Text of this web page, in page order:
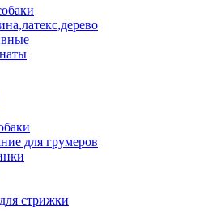
для грумеров
стрижки